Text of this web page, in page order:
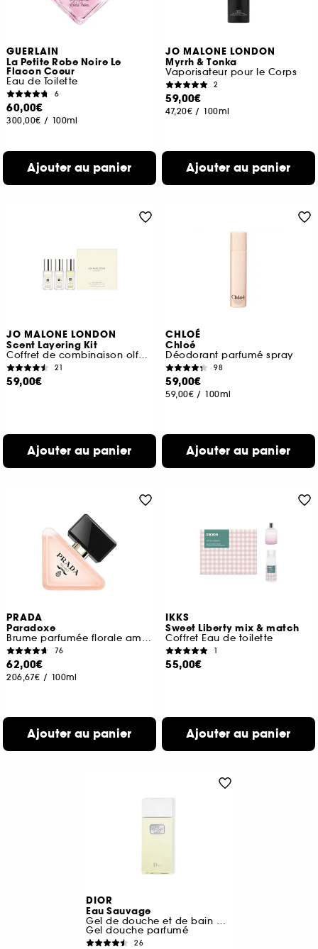
GUERLAIN
La Petite Robe Noire Le
Flacon Coeur
Eau de Toilette
6
60,00€
300,00€ / 100ml
Ajouter au panier
JO MALONE LONDON
Myrrh & Tonka
Vaporisateur pour le Corps
2
59,00€
47,20€ / 100ml
Ajouter au panier
JO MALONE LONDON
Scent Layering Kit
Coffret de combinaison olfactive
21
59,00€
Ajouter au panier
CHLOÉ
Chloé
Déodorant parfumé spray
98
59,00€
59,00€ / 100ml
Ajouter au panier
PRADA
Paradoxe
Brume parfumée florale ambrée pour les cheveux
76
62,00€
206,67€ / 100ml
Ajouter au panier
IKKS
Sweet Liberty mix & match
Coffret Eau de toilette
1
55,00€
Ajouter au panier
DIOR
Eau Sauvage
Gel de douche et de bain pour homme
Gel douche parfumé
26